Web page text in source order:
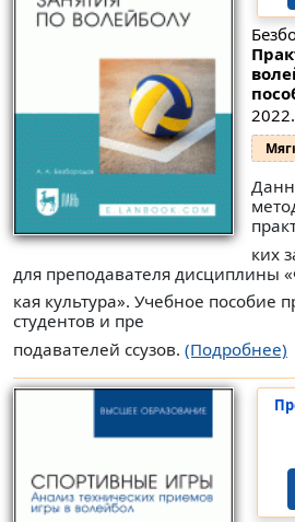
ких
для преподавателя дисциплины
кая культура». Учебное пособие
студентов и пре
подавателей ссузов. (Подробнее)